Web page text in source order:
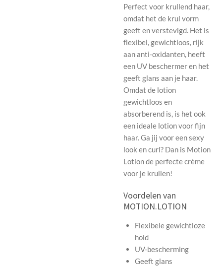
Perfect voor krullend haar,
omdat het de krul vorm
geeft en verstevigd. Het is
flexibel, gewichtloos, rijk
aan anti-oxidanten, heeft
een UV beschermer en het
geeft glans aan je haar.
Omdat de lotion
gewichtloos en
absorberend is, is het ook
een ideale lotion voor fijn
haar. Ga jij voor een sexy
look en curl? Dan is Motion
Lotion de perfecte crème
voor je krullen!
Voordelen van
MOTION.LOTION
Flexibele gewichtloze
hold
UV-bescherming
Geeft glans